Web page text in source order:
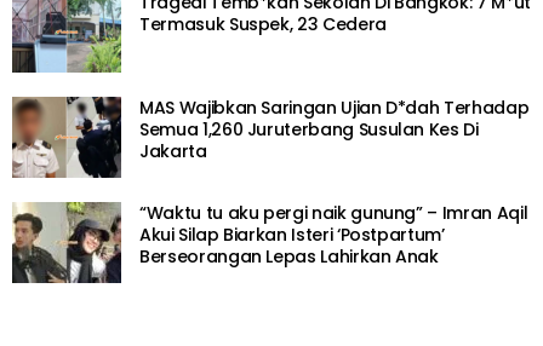
Termasuk Suspek, 23 Cedera
MAS Wajibkan Saringan Ujian D*dah Terhadap
Semua 1,260 Juruterbang Susulan Kes Di
Jakarta
“Waktu tu aku pergi naik gunung” – Imran Aqil
Akui Silap Biarkan Isteri ‘Postpartum’
Berseorangan Lepas Lahirkan Anak